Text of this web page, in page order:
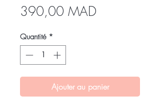
390,00 MAD
Quantité *
Ajouter au panier